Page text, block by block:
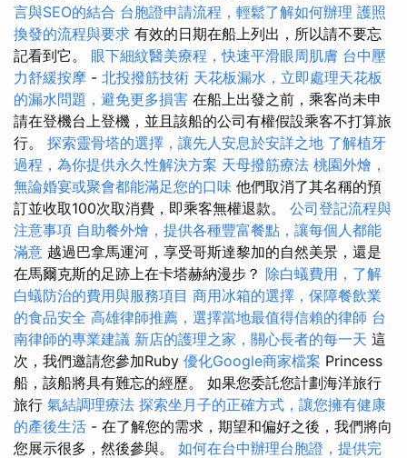
言與SEO的結合 台胞證申請流程，輕鬆了解如何辦理 護照
換發的流程與要求 有效的日期在船上列出，所以請不要忘
記看到它。 眼下細紋醫美療程，快速平滑眼周肌膚 台中壓
力舒緩按摩 - 北投撥筋技術 天花板漏水，立即處理天花板
的漏水問題，避免更多損害 在船上出發之前，乘客尚未申
請在登機台上登機，並且該船的公司有權假設乘客不打算旅
行。 探索靈骨塔的選擇，讓先人安息於安詳之地 了解植牙
過程，為你提供永久性解決方案 天母撥筋療法 桃園外燴，
無論婚宴或聚會都能滿足您的口味 他們取消了其名稱的預
訂並收取100次取消費，即乘客無權退款。 公司登記流程與
注意事項 自助餐外燴，提供各種豐富餐點，讓每個人都能
滿意 越過巴拿馬運河，享受哥斯達黎加的自然美景，還是
在馬爾克斯的足跡上在卡塔赫納漫步？ 除白蟻費用，了解
白蟻防治的費用與服務項目 商用冰箱的選擇，保障餐飲業
的食品安全 高雄律師推薦，選擇當地最值得信賴的律師 台
南律師的專業建議 新店的護理之家，關心長者的每一天 這
次，我們邀請您參加Ruby 優化Google商家檔案 Princess
船，該船將具有難忘的經歷。 如果您委託您計劃海洋旅行
旅行 氣結調理療法 探索坐月子的正確方式，讓您擁有健康
的產後生活 - 在了解您的需求，期望和偏好之後，我們將向
您展示很多，然後參與。 如何在台中辦理台胞證，提供完